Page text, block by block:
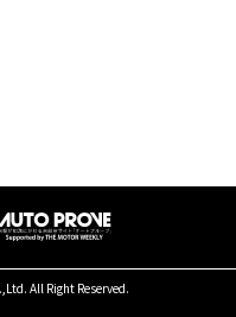
All Right Reserved.